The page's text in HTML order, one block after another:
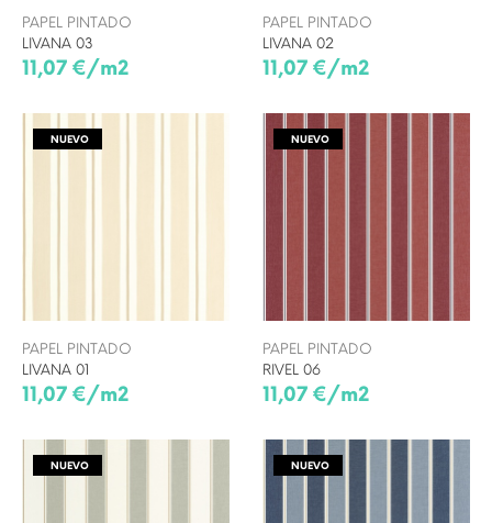
PAPEL PINTADO
LIVANA 03
11,07 €/m2
PAPEL PINTADO
LIVANA 02
11,07 €/m2
NUEVO
PAPEL PINTADO
LIVANA 01
11,07 €/m2
NUEVO
PAPEL PINTADO
RIVEL 06
11,07 €/m2
NUEVO NUEVO